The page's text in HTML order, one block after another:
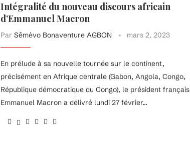
Intégralité du nouveau discours africain
d’Emmanuel Macron
Par Sêmèvo Bonaventure AGBON mars 2, 2023
En prélude à sa nouvelle tournée sur le continent,
précisément en Afrique centrale (Gabon, Angola, Congo,
République démocratique du Congo), le président français
Emmanuel Macron a délivré lundi 27 février…